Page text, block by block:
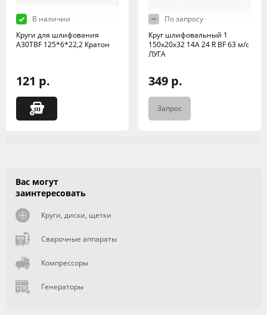
В наличии
Круги для шлифования
А30TBF 125*6*22,2 Кратон
121 р.
По запросу
Круг шлифовальный 1
150х20х32 14А 24 R BF 63 м/с
ЛУГА
349 р.
Запрос
Вас могут
заинтересовать
Круги, диски, щетки
Сварочные аппараты
Компрессоры
Генераторы